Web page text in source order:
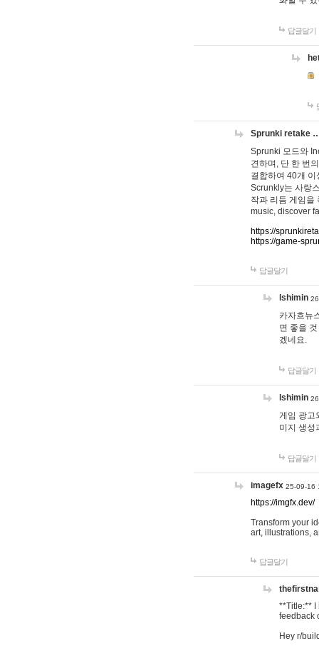
답글달기
Sprunki retake
Sprunki 모드와
견하며, 단 한 번
결합하여 40개
Scrunkly는 사랑
작과 리듬 게임을
music, discover
https://
https://game-
답글달기
lshimin
카자흐뉴
면 좋을
겠네요.
답글달기
lshimin
게임 광고
미지 생성
답글달기
imagefx 25-09-16
https://imgfx.dev/
Transform your
art, illustrations,
답글달기
**Title:** I
feedback
Hey r/